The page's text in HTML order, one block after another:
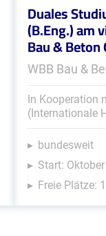
Duales
(B.Eng.) am
Bau & Beton
WBB Bau &
In Kooperation
(Internationale
bundesweit
Start:
Freie Plätze: 1